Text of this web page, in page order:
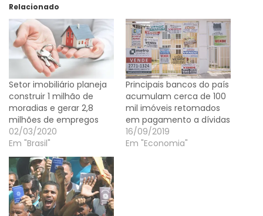
Relacionado
Setor imobiliário planeja
construir 1 milhão de
moradias e gerar 2,8
milhões de empregos
02/03/2020
Em "Brasil"
Principais bancos do país
acumulam cerca de 100
mil imóveis retomados
em pagamento a dívidas
16/09/2019
Em "Economia"